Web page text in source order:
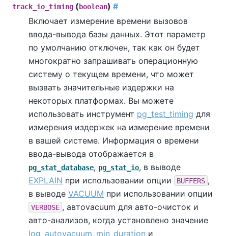
track_io_timing ( boolean) #
Включает измерение времени вызовов
ввода-вывода базы данных. Этот параметр
по умолчанию отключен, так как он будет
многократно запрашивать операционную
систему о текущем времени, что может
вызвать значительные издержки на
некоторых платформах. Вы можете
использовать инструмент pg_test_timing для
измерения издержек на измерение времени
в вашей системе. Информация о времени
ввода-вывода отображается в
pg_stat_database, pg_stat_io, в выводе
EXPLAIN при использовании опции BUFFERS ,
в выводе VACUUM при использовании опции
VERBOSE , автovacuum для авто-очисток и
авто-анализов, когда установлено значение
log_autovacuum_min_duration и